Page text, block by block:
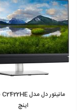
اینچ